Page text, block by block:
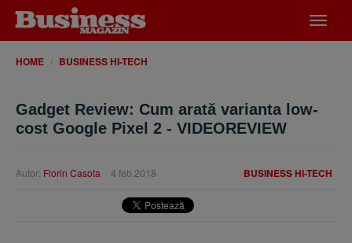
meniu
HOME BUSINESS HI-TECH
Gadget Review: Cum arată varianta low-
cost Google Pixel 2 - VIDEOREVIEW
BUSINESS HI-TECH
Autor: Florin Casota 4 feb 2018